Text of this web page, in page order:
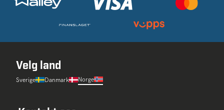
Velg land
Sverige Danmark Norge